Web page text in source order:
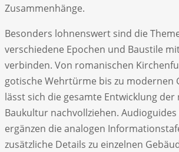
Zusammenhänge.
Besonders lohnenswert sind die
verschiedene Epochen und Baustile
verbinden. Von romanischen
gotische Wehrtürme bis zu modernen
lässt sich die gesamte Entwicklung der
Baukultur nachvollziehen.
ergänzen die analogen
zusätzliche Details zu einzelnen